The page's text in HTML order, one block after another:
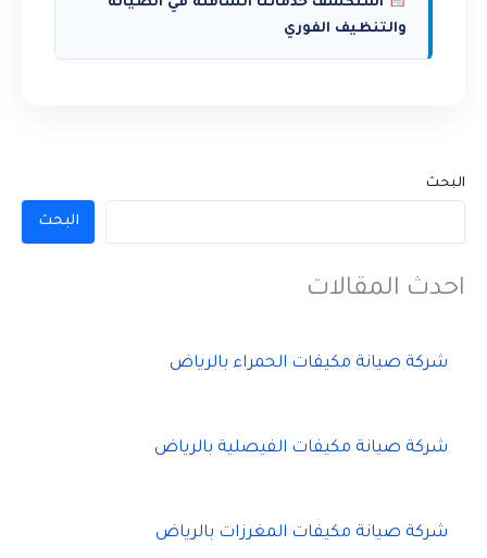
والتنظيف الفوري
البحث
البحث
احدث المقالات
شركة صيانة مكيفات الحمراء بالرياض
شركة صيانة مكيفات الفيصلية بالرياض
شركة صيانة مكيفات المغرزات بالرياض